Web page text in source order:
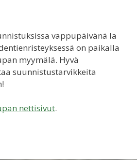
vappupäivänä la
on paikalla
myymälä. Hyvä
suunnistustarvikkeita
nettisivut.